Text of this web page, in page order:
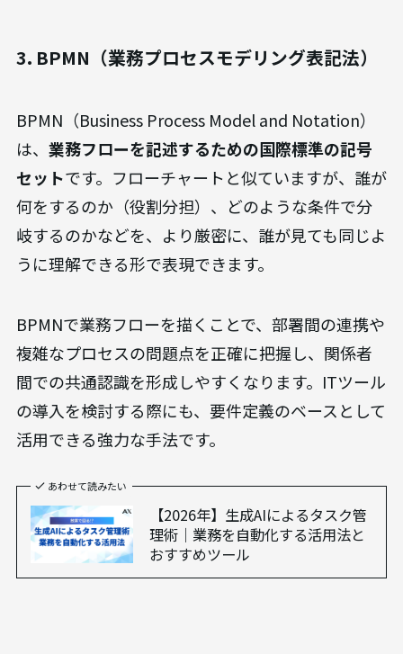
3. BPMN（業務プロセスモデリング表記法）
BPMN（Business Process Model and Notation）
は、 業務フローを記述するための国際標準の記号
セットです。フローチャートと似ていますが、誰が
何をするのか（役割分担）、どのような条件で分
岐するのかなどを、より厳密に、誰が見ても同じよ
うに理解できる形で表現できます。
BPMNで業務フローを描くことで、部署間の連携や
複雑なプロセスの問題点を正確に把握し、関係者
間での共通認識を形成しやすくなります。ITツール
の導入を検討する際にも、要件定義のベースとして
活用できる強力な手法です。
あわせて読みたい
【2026年】生成AIによるタスク管
理術｜業務を自動化する活用法と
おすすめツール